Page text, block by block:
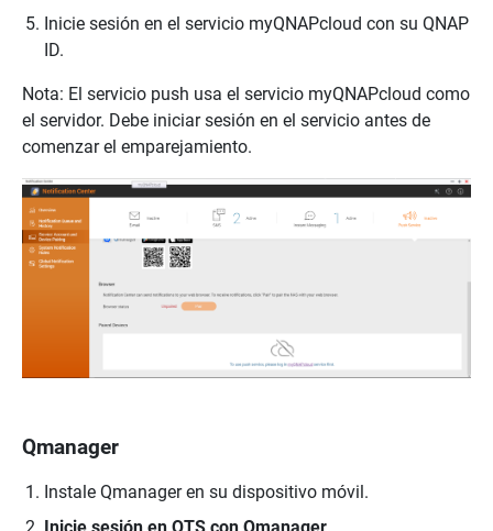
Inicie sesión en el servicio myQNAPcloud con su QNAP
ID.
Nota: El servicio push usa el servicio myQNAPcloud como
el servidor. Debe iniciar sesión en el servicio antes de
comenzar el emparejamiento.
Qmanager
Instale Qmanager en su dispositivo móvil.